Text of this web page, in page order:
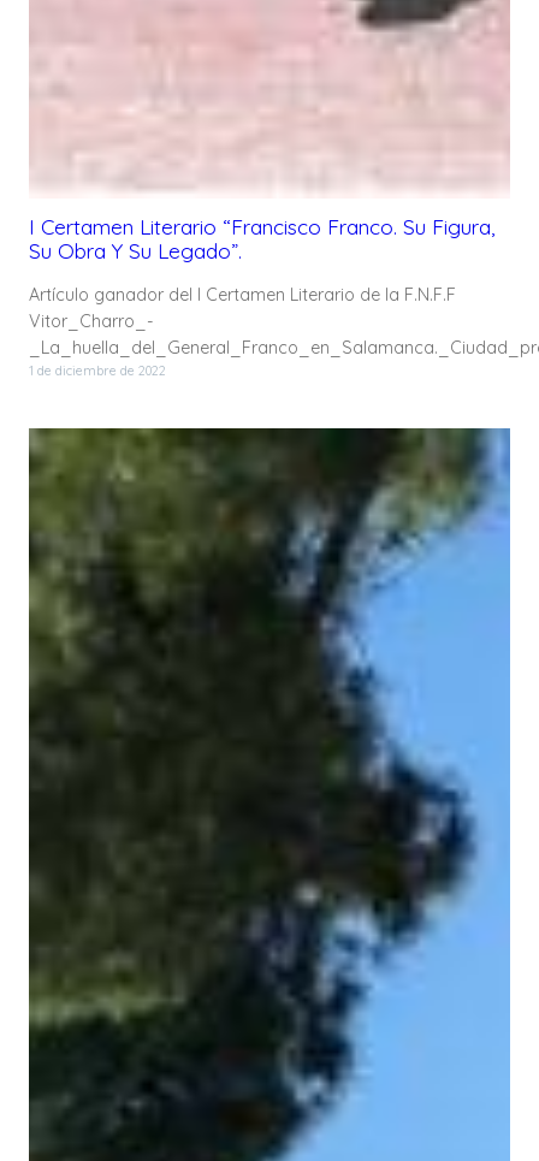
I Certamen Literario “Francisco Franco. Su Figura,
Su Obra Y Su Legado”.
Artículo ganador del I Certamen Literario de la F.N.F.F
Vitor_Charro_-
1 de diciembre de 2022